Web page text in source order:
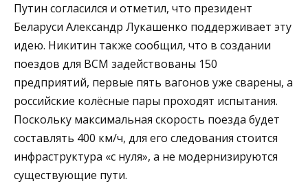
Путин согласился и отметил, что президент
Беларуси Александр Лукашенко поддерживает эту
идею. Никитин также сообщил, что в создании
поездов для ВСМ задействованы 150
предприятий, первые пять вагонов уже сварены, а
российские колёсные пары проходят испытания.
Поскольку максимальная скорость поезда будет
составлять 400 км/ч, для его следования стоится
инфраструктура «с нуля», а не модернизируются
существующие пути.